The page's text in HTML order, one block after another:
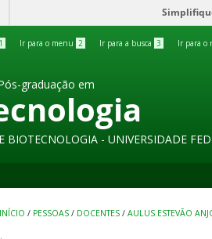
1 Ir para o menu 2 Ir para a busca 3 Ir para o
graduação em
BIOTECNOLOGIA - UNIVERSIDADE
INÍCIO / PESSOAS / DOCENTES / AULUS ESTEVÃO